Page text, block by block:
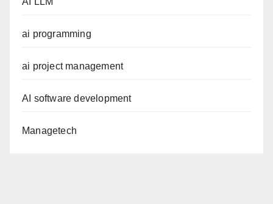
ai programming
ai project management
AI software development
Managetech